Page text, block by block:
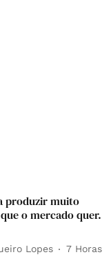
produzir muito
o mercado quer.
Lopes 7 Horas